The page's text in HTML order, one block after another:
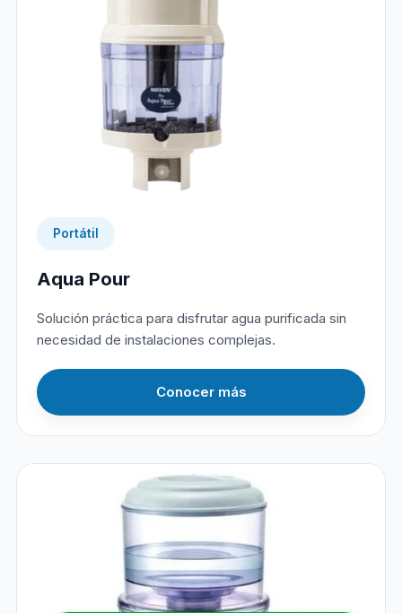
Portátil
Aqua Pour
Solución práctica para disfrutar agua purificada sin
necesidad de instalaciones complejas.
Conocer más